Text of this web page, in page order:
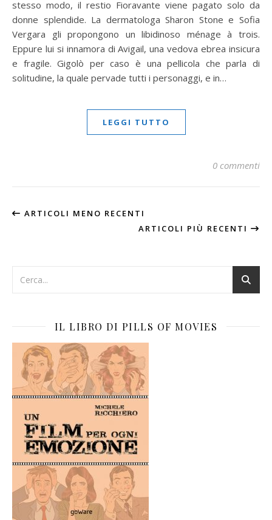
stesso modo, il restio Fioravante viene pagato solo da
donne splendide. La dermatologa Sharon Stone e Sofia
Vergara gli propongono un libidinoso ménage à trois.
Eppure lui si innamora di Avigail, una vedova ebrea insicura
e fragile. Gigolò per caso è una pellicola che parla di
solitudine, la quale pervade tutti i personaggi, e in…
LEGGI TUTTO
0 commenti
ARTICOLI MENO RECENTI
ARTICOLI PIÙ RECENTI
IL LIBRO DI PILLS OF MOVIES